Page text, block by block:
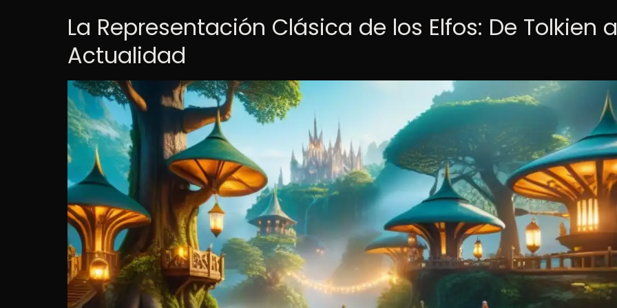
La Representación Clásica de los Elfos: De Tolkien
Actualidad